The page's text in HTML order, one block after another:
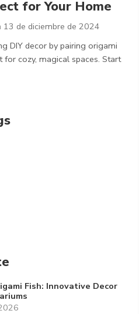
Fish: Innovative Decor
for Your Home
13 de diciembre de 2024
DIY decor by pairing origami
cozy, magical spaces. Start